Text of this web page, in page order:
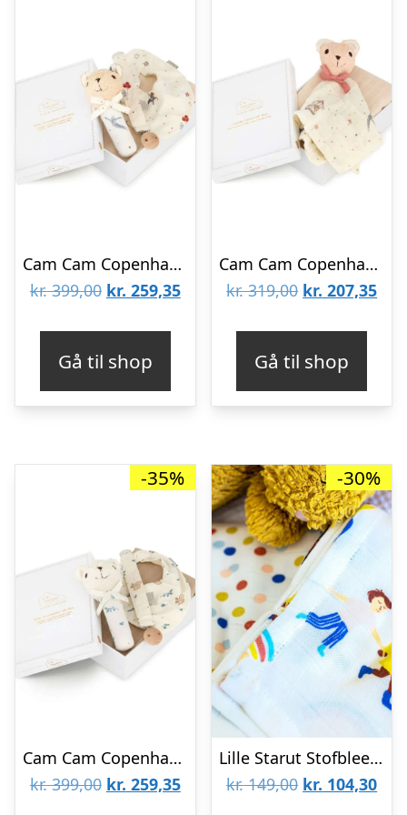
Cam Cam Copenhagen Gaveæske til Nyfødt – Mellem – Carousel
kr.399,00 Den
var:
kr. 399,00.
kr. 259,35Den
kr. 259,35.
Gå til shop
Cam Cam Copenhagen Gaveæske til Nyfødt – Lille – Carousel
kr.319,00 Den
var:
kr. 319,00.
kr. 207,35Den
kr.
Gå til shop
-35%
Cam Cam Copenhagen Gaveæske til Nyfødt – Mellem – Blueberries
kr.399,00 Den
kr. 259,35Den
-30%
Lille Starut Stofbleer 2 pak
kr.149,00 Den
kr. 104,30Den